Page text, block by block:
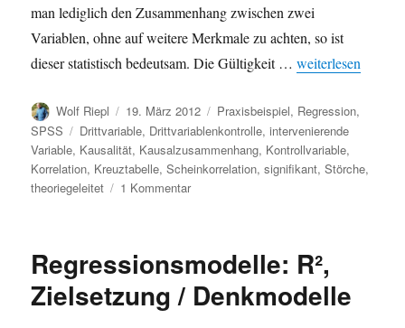
man lediglich den Zusammenhang zwischen zwei
Variablen, ohne auf weitere Merkmale zu achten, so ist
dieser statistisch bedeutsam. Die Gültigkeit …weiterlesen
Autor
Wolf Riepl
Veröffentlicht
am
19. März 2012 Kategorien
Praxisbeispiel, Regression,
SPSS
Schlagwörter
Drittvariable, Drittvariablenkontrolle,intervenierende
Variable, Kausalität, Kausalzusammenhang, Kontrollvariable,
Korrelation, Kreuztabelle,Scheinkorrelation,signifikant,Störche,
theoriegeleitet
1 Kommentarzu
Variable
Regressionsmodelle: R²,
Zielsetzung / Denkmodelle